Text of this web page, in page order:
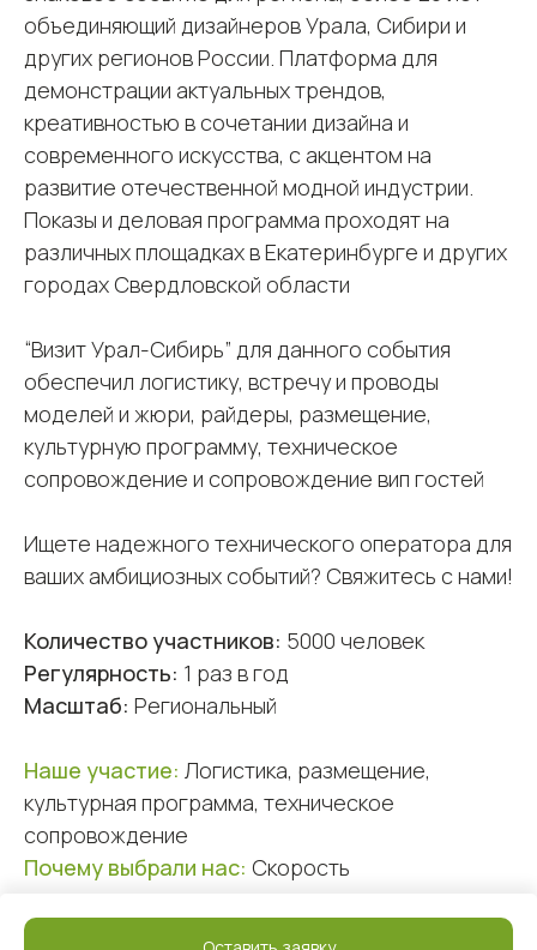
объединяющий дизайнеров Урала, Сибири и
других регионов России. Платформа для
демонстрации актуальных трендов,
креативностью в сочетании дизайна и
современного искусства, с акцентом на
развитие отечественной модной индустрии.
Показы и деловая программа проходят на
различных площадках в Екатеринбурге и других
городах Свердловской области
“Визит Урал-Сибирь” для данного события
обеспечил логистику, встречу и проводы
моделей и жюри, райдеры, размещение,
культурную программу, техническое
сопровождение и сопровождение вип гостей
Ищете надежного технического оператора для
ваших амбициозных событий? Свяжитесь с нами!
Количество участников: 5000 человек
Регулярность: 1 раз в год
Масштаб: Региональный
Наше участие: Логистика, размещение,
культурная программа, техническое
сопровождение
Почему выбрали нас: Скорость
Events: Фестивали